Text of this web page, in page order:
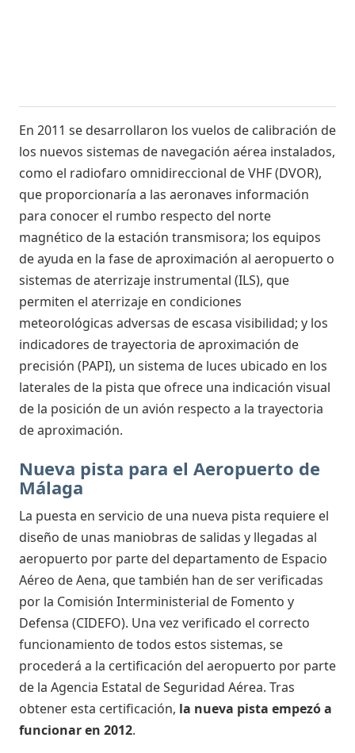
En 2011 se desarrollaron los vuelos de calibración de
los nuevos sistemas de navegación aérea instalados,
como el radiofaro omnidireccional de VHF (DVOR),
que proporcionaría a las aeronaves información
para conocer el rumbo respecto del norte
magnético de la estación transmisora; los equipos
de ayuda en la fase de aproximación al aeropuerto o
sistemas de aterrizaje instrumental (ILS), que
permiten el aterrizaje en condiciones
meteorológicas adversas de escasa visibilidad; y los
indicadores de trayectoria de aproximación de
precisión (PAPI), un sistema de luces ubicado en los
laterales de la pista que ofrece una indicación visual
de la posición de un avión respecto a la trayectoria
de aproximación.
Nueva pista para el Aeropuerto de
Málaga
La puesta en servicio de una nueva pista requiere el
diseño de unas maniobras de salidas y llegadas al
aeropuerto por parte del departamento de Espacio
Aéreo de Aena, que también han de ser verificadas
por la Comisión Interministerial de Fomento y
Defensa (CIDEFO). Una vez verificado el correcto
funcionamiento de todos estos sistemas, se
procederá a la certificación del aeropuerto por parte
de la Agencia Estatal de Seguridad Aérea. Tras
obtener esta certificación, la nueva pista empezó a
funcionar en 2012.